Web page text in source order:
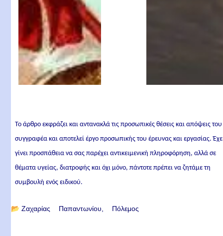
Το άρθρο εκφράζει και αντανακλά τις προσωπικές θέσεις και απόψεις του
συγγραφέα και αποτελεί έργο προσωπικής του έρευνας και εργασίας.
γίνει προσπάθεια να σας παρέχει αντικειμενική πληροφόρηση, αλλά σε
θέματα υγείας, διατροφής και όχι μόνο, πάντοτε πρέπει να ζητάμε τη
συμβουλή ενός ειδικού.
📂 Ζαχαρίας Παπαντωνίου Πόλεμος